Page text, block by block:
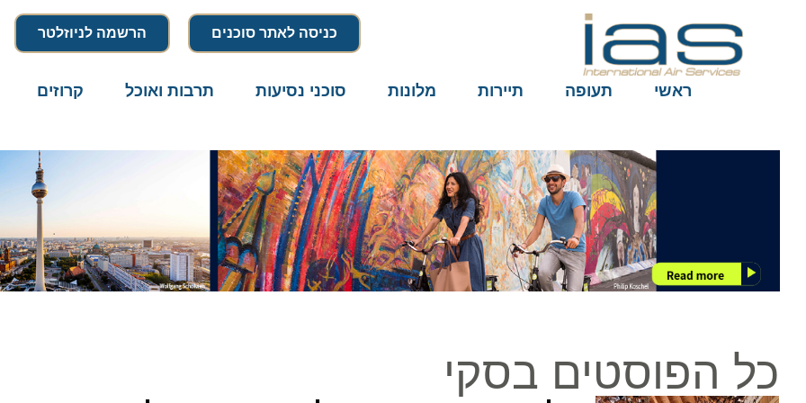
כניסה לאתר סוכנים הרשמה לניוזלטר
ראשי תעופה תיירות מלונות סוכני נסיעות תרבות ואוכל קרוזים
כל הפוסטים בסקי